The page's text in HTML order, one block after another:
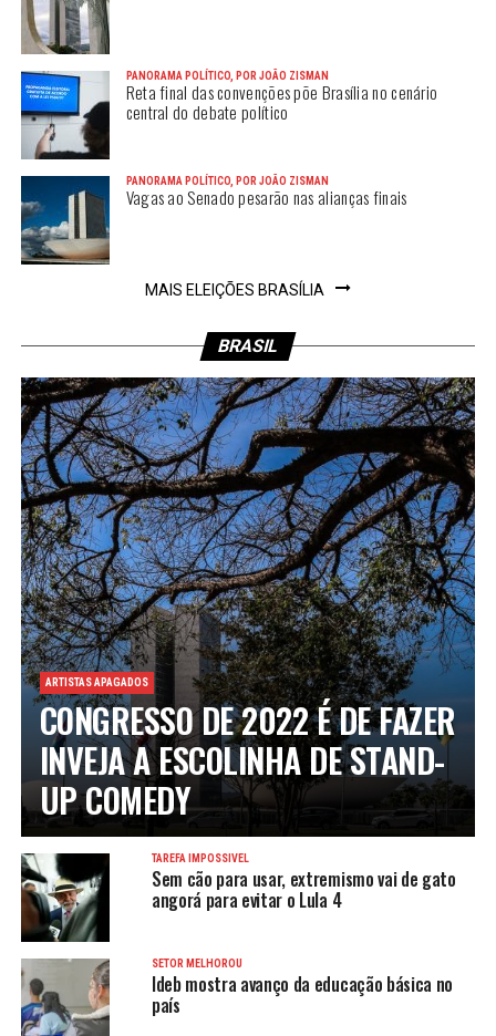
PANORAMA POLÍTICO, POR JOÃO ZISMAN
Reta final das convenções põe Brasília no cenário
central do debate político
PANORAMA POLÍTICO, POR JOÃO ZISMAN
Vagas ao Senado pesarão nas alianças finais
MAIS ELEIÇÕES BRASÍLIA
BRASIL
ARTISTAS APAGADOS
CONGRESSO DE 2022 É DE FAZER
INVEJA A ESCOLINHA DE STAND-
UP COMEDY
TAREFA IMPOSSÍVEL
Sem cão para usar, extremismo vai de gato
angorá para evitar o Lula 4
SETOR MELHOROU
Ideb mostra avanço da educação básica no
país